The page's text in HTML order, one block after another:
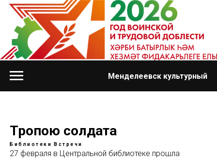
Менделеевск культурный
Тропою солдата
Библиотеки Встречи
27 февраля в Центральной библиотеке прошла